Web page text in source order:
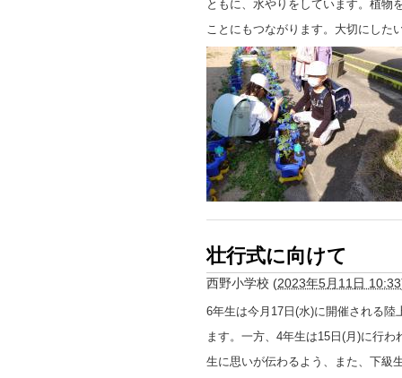
ともに、水やりをしています。植物
ことにもつながります。大切にした
壮行式に向けて
西野小学校 (2023年5月11日 10:33
6年生は今月17日(水)に開催される
ます。一方、4年生は15日(月)に行
生に思いが伝わるよう、また、下級